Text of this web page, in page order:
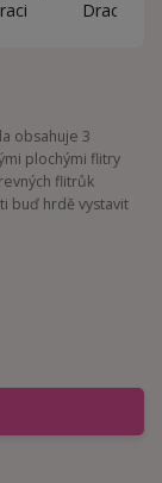
obsahuje 3
plochými flitry
flitrůk
buď hrdě vystavit